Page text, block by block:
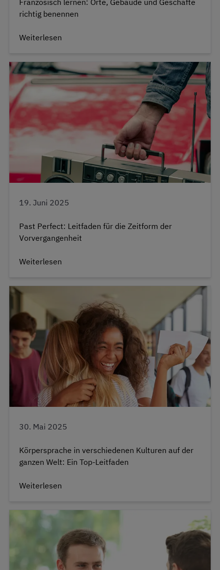
Französisch lernen: Orte, Gebäude und Geschäfte
richtig benennen
Weiterlesen
19. Juni 2025
Past Perfect: Leitfaden für die Zeitform der
Vorvergangenheit
Weiterlesen
30. Mai 2025
Körpersprache in verschiedenen Kulturen auf der
ganzen Welt: Ein Top-Leitfaden
Weiterlesen